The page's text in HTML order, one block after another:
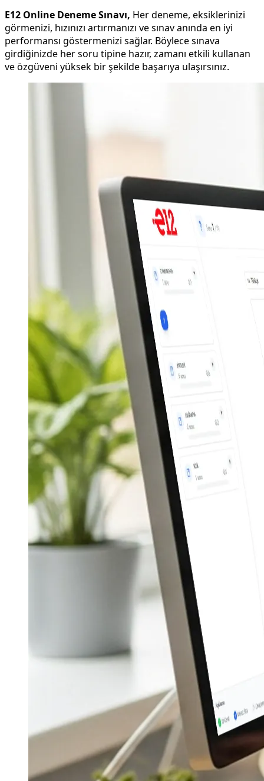
E12 Online Deneme Sınavı, Her deneme, eksiklerinizi
görmenizi, hızınızı artırmanızı ve sınav anında en iyi
performansı göstermenizi sağlar. Böylece sınava
girdiğinizde her soru tipine hazır, zamanı etkili kullanan
ve özgüveni yüksek bir şekilde başarıya ulaşırsınız.